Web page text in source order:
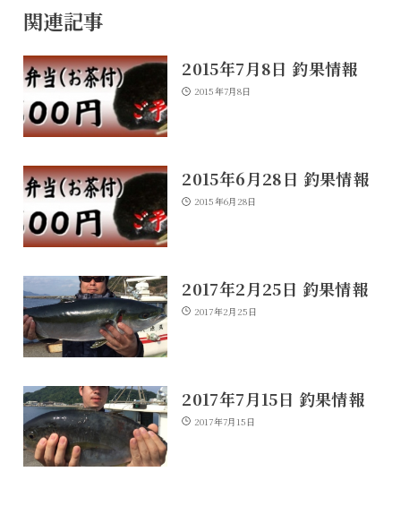
関連記事
2015年7月8日 釣果情報
2015年7月8日
2015年6月28日 釣果情報
2015年6月28日
2017年2月25日 釣果情報
2017年2月25日
2017年7月15日 釣果情報
2017年7月15日